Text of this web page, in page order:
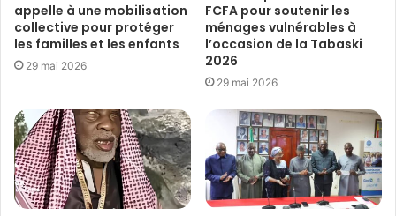
appelle à une mobilisation
collective pour protéger
les familles et les enfants
29 mai 2026
FCFA pour soutenir les
ménages vulnérables à
l’occasion de la Tabaski
2026
29 mai 2026